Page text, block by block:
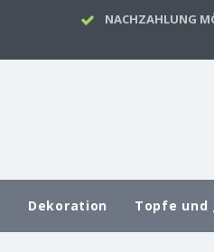
NACHZAHLUNG
Dekoration Topfe und